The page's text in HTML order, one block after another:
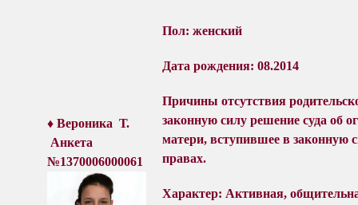
♦ Вероника Т.
Анкета
№1370006000061
Пол: женский
Дата рождения: 08.2014
Причины отсутствия
законную силу решение суда об
матери, вступившее в законную
правах.
Характер: Активная,